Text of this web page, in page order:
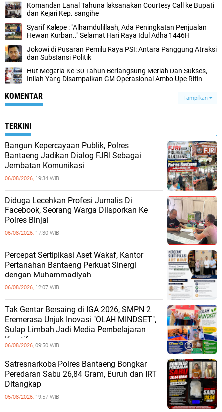
Komandan Lanal Tahuna laksanakan Courtesy Call ke Bupati
dan Kejari Kep. sangihe
Syarif Kalepe : "Alhamdulillaah, Ada Peningkatan Penjualan
Hewan Kurban.." Selamat Hari Raya Idul Adha 1446H
Jokowi di Pusaran Pemilu Raya PSI: Antara Panggung Atraksi
dan Substansi Politik
Hut Megaria Ke-30 Tahun Berlangsung Meriah Dan Sukses,
Inilah Yang Disampaikan GM Operasional Ambo Upe Rifin
KOMENTAR Tampilkan
TERKINI
Bangun Kepercayaan Publik, Polres
Bantaeng Jadikan Dialog FJRI Sebagai
Jembatan Komunikasi
06/08/2026, 19:34 WIB
Diduga Lecehkan Profesi Jurnalis Di
Facebook, Seorang Warga Dilaporkan Ke
Polres Binjai
06/08/2026, 17:30 WIB
Percepat Sertipikasi Aset Wakaf, Kantor
Pertanahan Bantaeng Perkuat Sinergi
dengan Muhammadiyah
06/08/2026, 12:07 WIB
Tak Gentar Bersaing di IGA 2026, SMPN 2
Eremerasa Unjuk Inovasi "OLAH MINDSET",
Sulap Limbah Jadi Media Pembelajaran
Kreatif
06/08/2026, 09:50 WIB
Satresnarkoba Polres Bantaeng Bongkar
Peredaran Sabu 26,84 Gram, Buruh dan IRT
Ditangkap
05/08/2026, 19:57 WIB